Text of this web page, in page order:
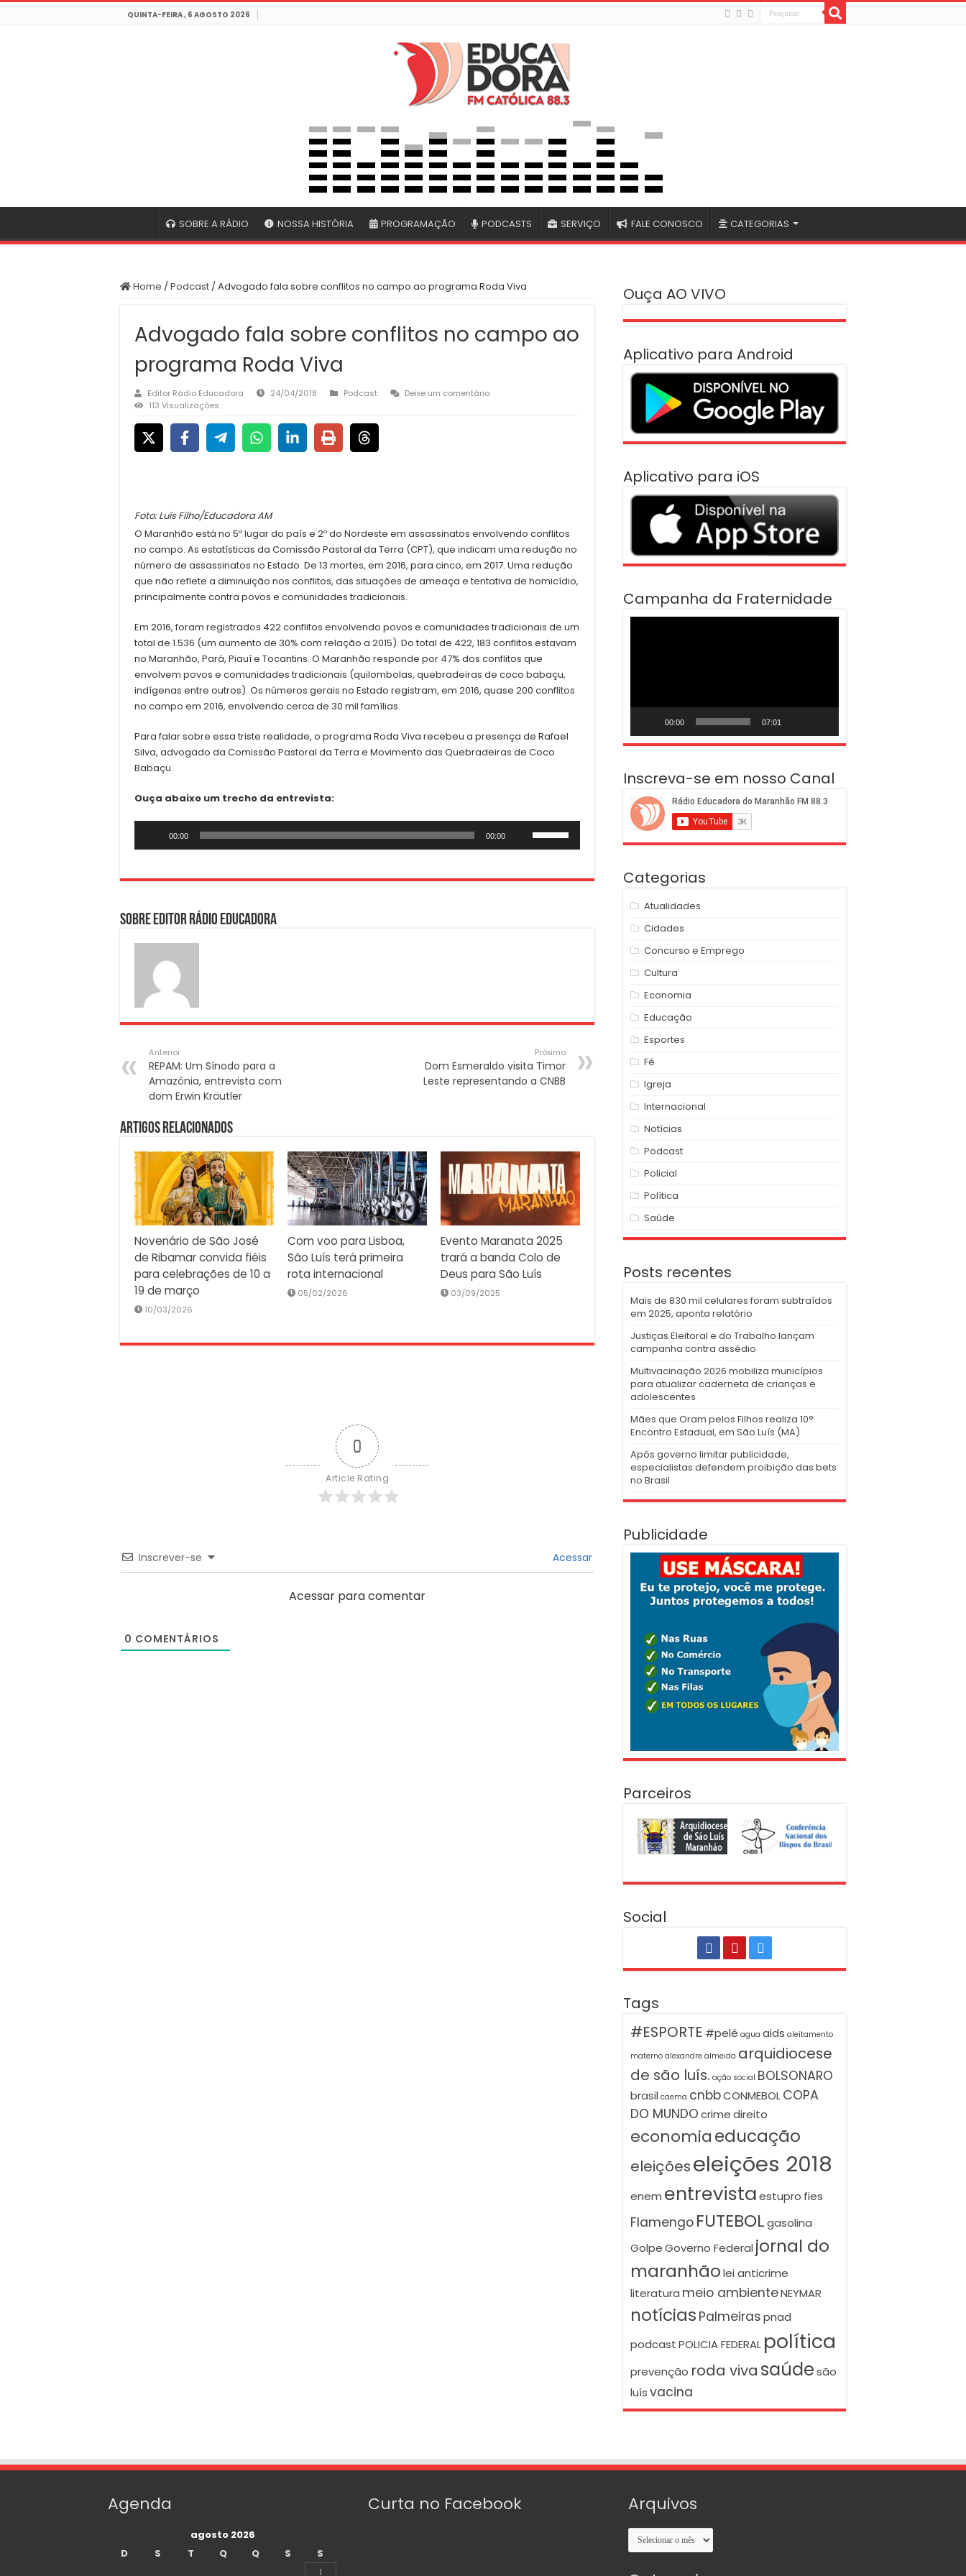
QUINTA-FEIRA , 6 AGOSTO 2026
SOBRE A RÁDIO NOSSA HISTÓRIA PROGRAMAÇÃO PODCASTS SERVIÇO FALE CONOSCO CATEGORIAS
Home /Podcast /Advogado fala sobre conflitos no campo ao programa Roda Viva
Advogado fala sobre conflitos no campo ao
programa Roda Viva
Editor Rádio Educadora 24/04/2018 Podcast
Deixe um comentário
113 Visualizações
Foto: Luís Filho/Educadora AM
O Maranhão está no 5º lugar do país e 2º do Nordeste em assassinatos envolvendo conflitos
no campo. As estatísticas da Comissão Pastoral da Terra (CPT), que indicam uma redução no
número de assassinatos no Estado. De 13 mortes, em 2016, para cinco, em 2017. Uma redução
que não reflete a diminuição nos conflitos, das situações de ameaça e tentativa de homicídio,
principalmente contra povos e comunidades tradicionais.
Em 2016, foram registrados 422 conflitos envolvendo povos e comunidades tradicionais de um
total de 1.536 (um aumento de 30% com relação a 2015). Do total de 422, 183 conflitos estavam
no Maranhão, Pará, Piauí e Tocantins. O Maranhão responde por 47% dos conflitos que
envolvem povos e comunidades tradicionais (quilombolas, quebradeiras de coco babaçu,
indígenas entre outros). Os números gerais no Estado registram, em 2016, quase 200 conflitos
no campo em 2016, envolvendo cerca de 30 mil famílias.
Para falar sobre essa triste realidade, o programa Roda Viva recebeu a presença de Rafael
Silva, advogado da Comissão Pastoral da Terra e Movimento das Quebradeiras de Coco
Babaçu.
Ouça abaixo um trecho da entrevista:
00:00 00:00
Sobre Editor Rádio Educadora
Anterior
REPAM: Um Sínodo para a
Amazônia, entrevista com
dom Erwin Kräutler
Próximo
Dom Esmeraldo visita Timor
Leste representando a CNBB
Artigos Relacionados
Novenário de São José
de Ribamar convida fiéis
para celebrações de 10 a
19 de março
10/03/2026
Com voo para Lisboa,
São Luís terá primeira
rota internacional
05/02/2026
Evento Maranata 2025
trará a banda Colo de
Deus para São Luís
03/09/2025
0
Article Rating
Inscrever-se Acessar
Acessar para comentar
0 COMENTÁRIOS
Ouça AO VIVO
Aplicativo para Android
Aplicativo para iOS
Campanha da Fraternidade
00:00 07:01
Inscreva-se em nosso Canal
Categorias
Atualidades
Cidades
Concurso e Emprego
Cultura
Economia
Educação
Esportes
Fé
Igreja
Internacional
Notícias
Podcast
Policial
Política
Saúde
Posts recentes
Mais de 830 mil celulares foram subtraídos
em 2025, aponta relatório
Justiças Eleitoral e do Trabalho lançam
campanha contra assédio
Multivacinação 2026 mobiliza municípios
para atualizar caderneta de crianças e
adolescentes
Mães que Oram pelos Filhos realiza 10°
Encontro Estadual, em São Luís (MA)
Após governo limitar publicidade,
especialistas defendem proibição das bets
no Brasil
Publicidade
Parceiros
Social
Tags
#ESPORTE #pelé agua aids aleitamento
materno alexandre almeida arquidiocese
de são luís. ação social BOLSONARO
brasil caema cnbbCONMEBOLCOPA
DO MUNDOcrimedireito
economiaeducação
eleiçõeseleições 2018
enem entrevistaestupro fies
Flamengo FUTEBOLgasolina
GolpeGoverno Federal jornal do
maranhãolei anticrime
literatura meio ambienteNEYMAR
notícias Palmeiraspnad
podcastPOLICIA FEDERAL política
prevenção roda viva saúdesão
luísvacina
Agenda
agosto 2026
D
S T Q Q S
S
1
Curta no Facebook Arquivos
Arquivos